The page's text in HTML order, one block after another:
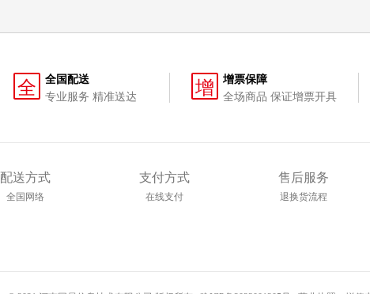
全
全国配送
专业服务 精准送达
增
增票保障
全场商品 保证增票开具
配送方式
全国网络
支付方式
在线支付
售后服务
退换货流程